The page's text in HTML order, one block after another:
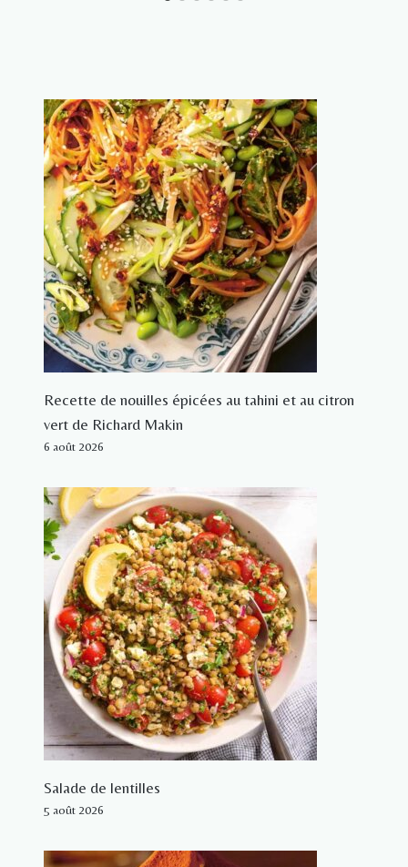
Recette de nouilles épicées au tahini et au citron
vert de Richard Makin
6 août 2026
Salade de lentilles
5 août 2026